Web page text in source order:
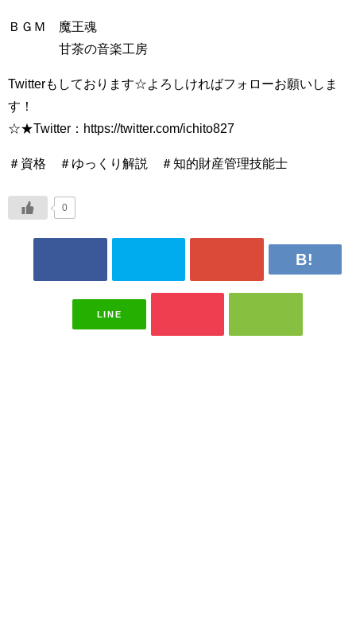
ＢＧＭ 魔王魂
甘茶の音楽工房
Twitterもしております☆よろしければフォローお願いしま
す！
☆★Twitter：https://twitter.com/ichito827
＃資格 ＃ゆっくり解説 ＃知的財産管理技能士
0
LINE